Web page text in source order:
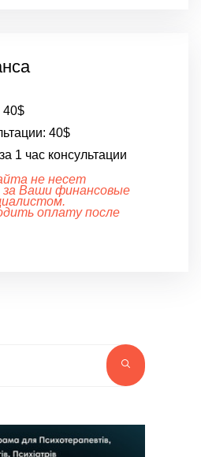
40$
40$
1 час консультации
не несет
Ваши финансовые
оплату после